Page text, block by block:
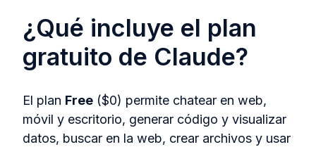
¿Qué incluye el plan
gratuito de Claude?
El plan Free ($0) permite chatear en web,
móvil y escritorio, generar código y visualizar
datos, buscar en la web, crear archivos y usar